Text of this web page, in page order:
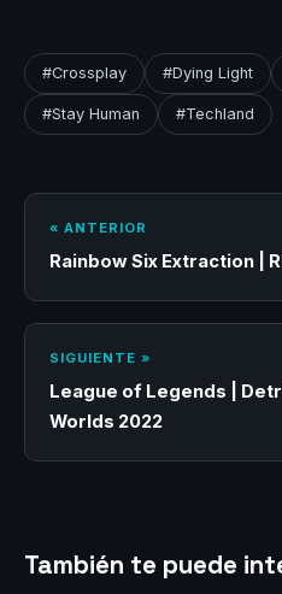
noche en el juego.
¿Tienes curiosidad
acerca de cómo cambió
la noche desde la primera
#Crossplay #Dying Light
#Stay Human #Techland
« ANTERIOR
Rainbow Six Extraction |
SIGUIENTE »
League of Legends |
Worlds 2022
También te puede